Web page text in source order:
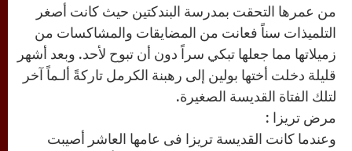
من عمرها التحقت بمدرسة البندكتين حيث كانت أصغر
التلميذات سناً فعانت من المضايقات والمشاكسات من
زميلاتها مما جعلها تبكي سراً دون أن تبوح لأحد. وبعد أشهر
قليلة دخلت أختها بولين إلى رهبنة الكرمل تاركةً ألـماً آخر
لتلك الفتاة القديسة الصغيرة.
مرض تريزا :
وعندما كانت القديسة تريزا فى عامها العاشر أصيبت